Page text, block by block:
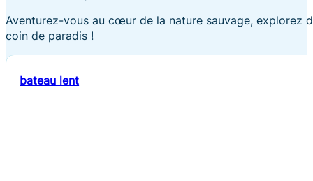
Aventurez-vous au cœur de la nature sauvage, explorez
coin de paradis !
bateau lent